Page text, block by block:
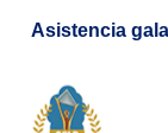
Asistencia